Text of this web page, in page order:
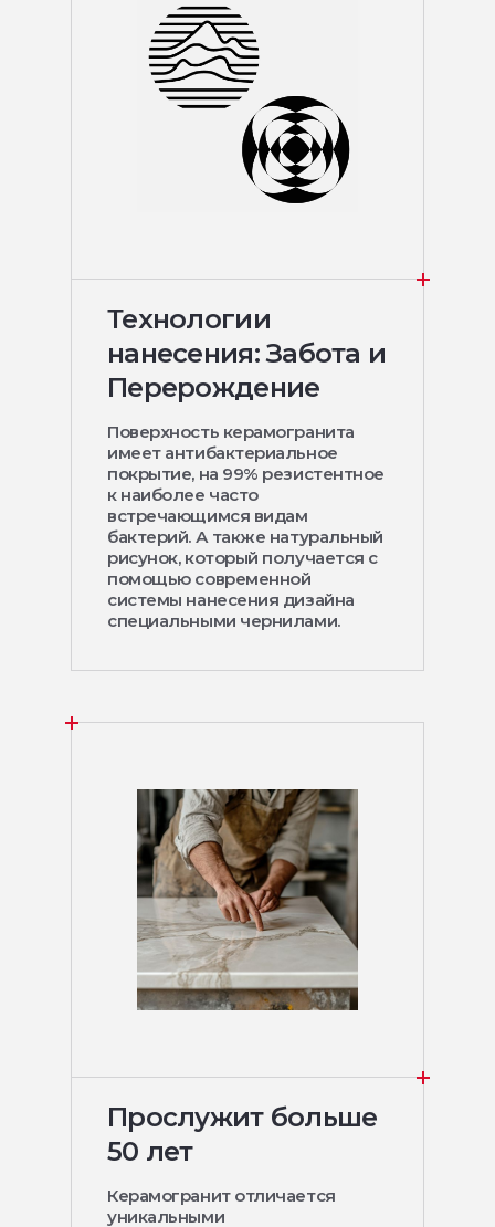
Технологии
нанесения: Забота и
Перерождение
Поверхность керамогранита
имеет антибактериальное
покрытие, на 99% резистентное
к наиболее часто
встречающимся видам
бактерий. А также натуральный
рисунок, который получается с
помощью современной
системы нанесения дизайна
специальными чернилами.
Прослужит больше
50 лет
Керамогранит отличается
уникальными